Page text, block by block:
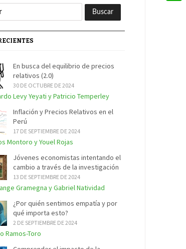
En busca del equilibrio de precios
relativos (2.0)
30 DE OCTUBRE DE 2024
Levy Yeyati y Patricio Temperley
Inflación y Precios Relativos en el
Perú
17 DE SEPTIEMBRE DE 2024
Montoro y Youel Rojas
Jóvenes economistas intentando el
cambio a través de la investigación
13 DE SEPTIEMBRE DE 2024
Gramegna y Gabriel Natividad
¿Por quién sentimos empatía y por
qué importa esto?
2 DE SEPTIEMBRE DE 2024
Ramos-Toro